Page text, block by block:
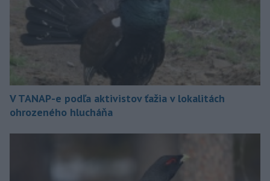
V TANAP-e podľa aktivistov ťažia v lokalitách
ohrozeného hlucháňa